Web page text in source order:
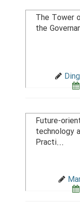
The
the
Future-
Practi...